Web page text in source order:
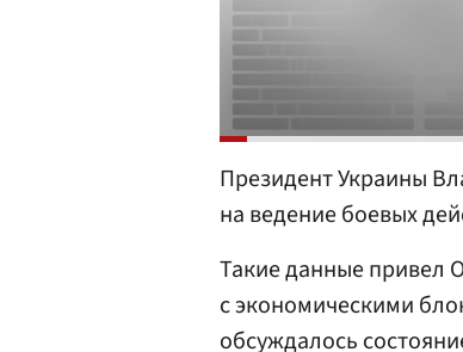
Президент Украины
на ведение боевых
Такие данные привел
с экономическими
обсуждалось